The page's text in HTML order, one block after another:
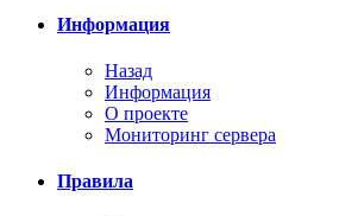
Информация
Назад
Информация
О проекте
Мониторинг сервера
Правила